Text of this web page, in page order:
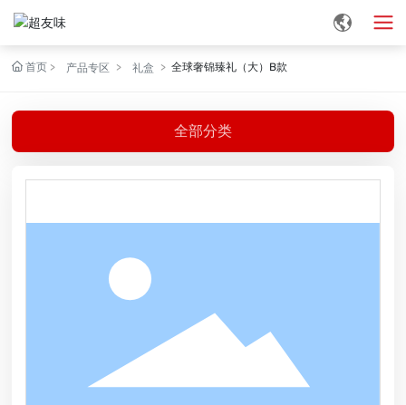
首页 产品专区 礼盒 全球奢锦臻礼（大）B款
全部分类